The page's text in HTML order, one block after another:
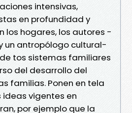
intensivas,
en profundidad y
los hogares, los autores -
un antropólogo cultural-
tos sistemas familiares
del desarrollo del
familias. Ponen en tela
vigentes en
por ejemplo que la